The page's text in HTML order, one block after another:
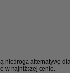
niedrogą alternatywę
w najniższej cenie.